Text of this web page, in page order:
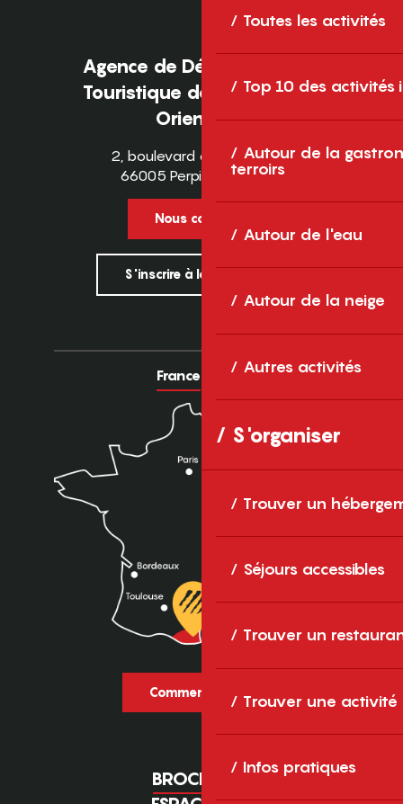
Toutes les activités
Top 10 des activités
Autour de la
terroirs
Autour de l'eau
Autour de la neige
Autres activités
S'organiser
Trouver un
Séjours accessibles
Trouver un
Trouver une activité
Infos pratiques
Agence de Développement
Touristique des Pyrénées-
Orientales
2, boulevard des Pyrénées
66005 Perpignan Cedex
Nous contacter
S'inscrire à la newsletter
France Europe
Comment venir ?
BROCHURES